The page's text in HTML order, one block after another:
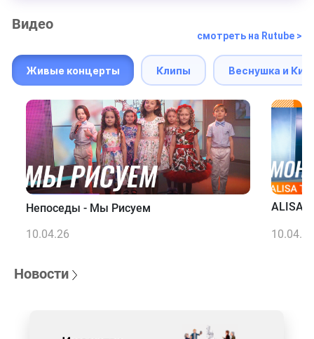
Видео
смотреть на Rutube >
Живые концерты Клипы Веснушка и
Непоседы - Мы Рисуем
10.04.26
ALISA
10.04.26
Новости